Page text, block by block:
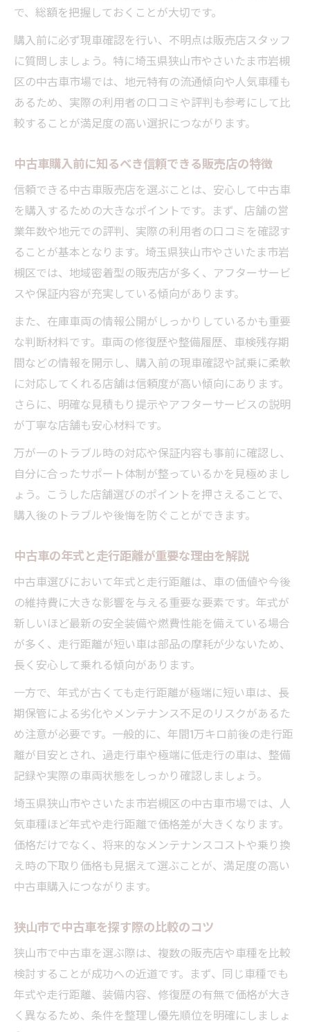
購入前に抑えたい中古車評価のポイント
中古車評価点の見方と4点車両の注意事項
中古車の修復歴や車検内容をしっかり確認
する方法
中古車購入時のエアコンやタイヤ状態のチ
ェック法
ト
購入前に必ず確認したい中古車の外装と内
装
複数箇所の現車確認で失敗予防を徹底
中古車現車確認で押さえたい重要なチェッ
ク箇所
中古車購入時の現車確認で失敗しない方法
中古車試乗で実際に確認するべきポイント
中古車現車確認時に販売店へ依頼したい内
容
現車確認で発見できる中古車のリスクと対
策
中古車購入でよくある不安とその解消法
い月の真実
中古車保証やアフターサービスの重要性を
解説
中古車選びで見落としがちな注意点と対策
希望条件を叶える中古車選びの秘訣
中古車で希望条件を叶えるための選び方の
工夫
中古車の条件別おすすめポイントを徹底解
説
中古車選びで理想の一台へ近づく比較方法
コスパを重視した中古車選びのポイント
信頼できる中古車販売店の選び方のコツ
で、総額を把握しておくことが大切です。
購入前に必ず現車確認を行い、不明点は販売店スタッフ
に質問しましょう。特に埼玉県狭山市やさいたま市岩槻
区の中古車市場では、地元特有の流通傾向や人気車種も
あるため、実際の利用者の口コミや評判も参考にして比
較することが満足度の高い選択につながります。
中古車購入前に知るべき信頼できる販売店の特徴
信頼できる中古車販売店を選ぶことは、安心して中古車
を購入するための大きなポイントです。まず、店舗の営
業年数や地元での評判、実際の利用者の口コミを確認す
ることが基本となります。埼玉県狭山市やさいたま市岩
槻区では、地域密着型の販売店が多く、アフターサービ
スや保証内容が充実している傾向があります。
また、在庫車両の情報公開がしっかりしているかも重要
な判断材料です。車両の修復歴や整備履歴、車検残存期
間などの情報を開示し、購入前の現車確認や試乗に柔軟
に対応してくれる店舗は信頼度が高い傾向にあります。
さらに、明確な見積もり提示やアフターサービスの説明
が丁寧な店舗も安心材料です。
万が一のトラブル時の対応や保証内容も事前に確認し、
自分に合ったサポート体制が整っているかを見極めまし
ょう。こうした店舗選びのポイントを押さえることで、
購入後のトラブルや後悔を防ぐことができます。
中古車の年式と走行距離が重要な理由を解説
中古車選びにおいて年式と走行距離は、車の価値や今後
の維持費に大きな影響を与える重要な要素です。年式が
新しいほど最新の安全装備や燃費性能を備えている場合
が多く、走行距離が短い車は部品の摩耗が少ないため、
長く安心して乗れる傾向があります。
一方で、年式が古くても走行距離が極端に短い車は、長
期保管による劣化やメンテナンス不足のリスクがあるた
め注意が必要です。一般的に、年間1万キロ前後の走行距
離が目安とされ、過走行車や極端に低走行の車は、整備
記録や実際の車両状態をしっかり確認しましょう。
埼玉県狭山市やさいたま市岩槻区の中古車市場では、人
気車種ほど年式や走行距離で価格差が大きくなります。
価格だけでなく、将来的なメンテナンスコストや乗り換
え時の下取り価格も見据えて選ぶことが、満足度の高い
中古車購入につながります。
狭山市で中古車を探す際の比較のコツ
狭山市で中古車を選ぶ際は、複数の販売店や車種を比較
検討することが成功への近道です。まず、同じ車種でも
年式や走行距離、装備内容、修復歴の有無で価格が大き
く異なるため、条件を整理し優先順位を明確にしましょ